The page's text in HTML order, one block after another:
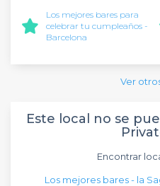
Los mejores bares para
celebrar tu cumpleaños -
Barcelona
Ver
Este local no se
Encontrar
Los mejores bares - la